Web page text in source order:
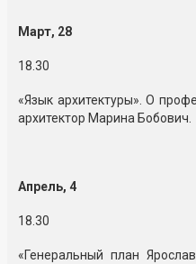
Март, 28
18.30
«Язык архитектуры». О
архитектор Марина Бобович.
Апрель, 4
18.30
«Генеральный план